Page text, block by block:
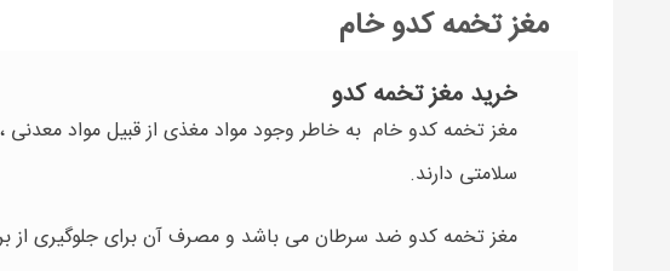
مغز تخمه کدو خام
خرید مغز تخمه کدو
مغز تخمه کدو خام به خاطر وجود مواد مغذی از قبیل مواد
سلامتی دارند.
مغز تخمه کدو ضد سرطان می باشد و مصرف آن برای جلوگیری از